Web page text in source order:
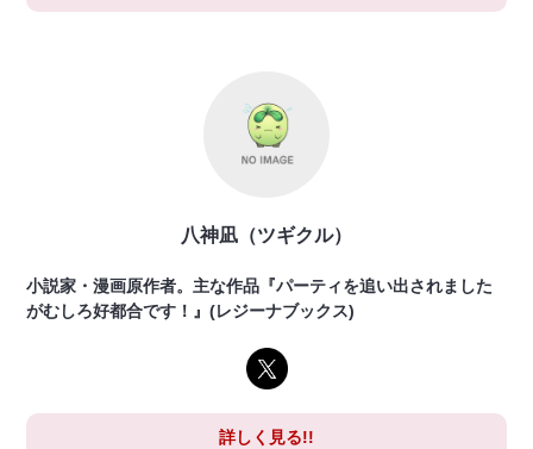
八神凪（ツギクル）
小説家・漫画原作者。主な作品『パーティを追い出されました
がむしろ好都合です！』(レジーナブックス)
詳しく見る!!